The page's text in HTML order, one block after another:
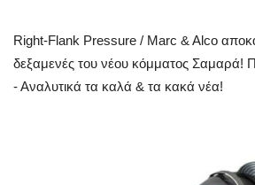
Mykonos Ticker TV
Sport
Right-Flank Pressure / Marc & Alco
δεξαμενές του νέου κόμματος Σαμαρά!
- Αναλυτικά τα καλά & τα κακά νέα!